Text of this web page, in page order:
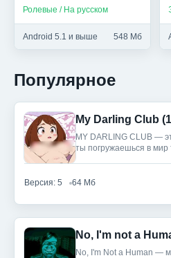
Ролевые / На русском
Android 5.1 и выше 548 Мб
Популярное
My Darling Club
MY DARLING CLUB —
ты погружаешься в мир
Версия: 5 64 Мб
No, I'm not a
No, I'm Not a Human —